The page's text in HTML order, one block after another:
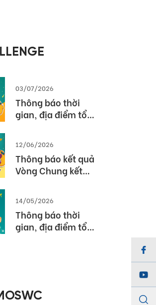
03/07/2026
Thông báo thời
gian, địa điểm tổ
TOEFL Challenge
năm học 2025 –
2026
12/06/2026
Thông báo kết quả
Vòng Chung kết
năm học 2025 –
2026
14/05/2026
Thông báo thời
gian, địa điểm tổ
2026